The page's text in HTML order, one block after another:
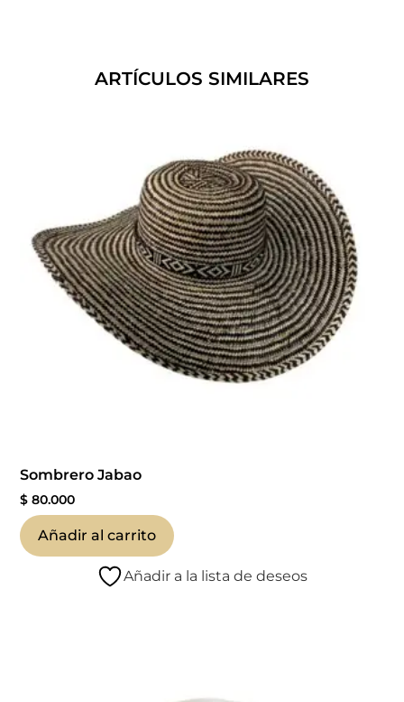
ARTÍCULOS SIMILARES
Sombrero Jabao
$ 80.000
Añadir al carrito
Añadir a la lista de deseos